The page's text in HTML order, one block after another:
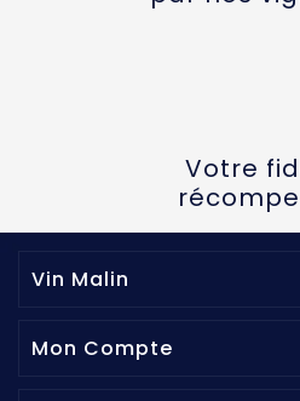
Votre
Vin Malin
Mon Compte